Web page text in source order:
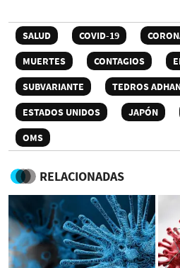
SALUD COVID-19
MUERTES
CONTAGIOS
SUBVARIANTE
TEDROS
ESTADOS UNIDOS
JAPÓN
OMS
RELACIONADAS